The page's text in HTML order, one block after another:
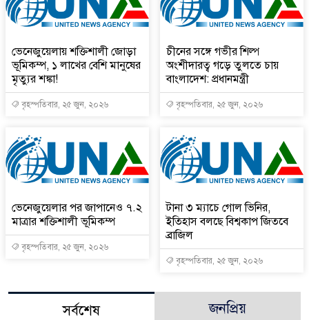
ভেনেজুয়েলায় শক্তিশালী জোড়া
ভূমিকম্প, ১ লাখের বেশি মানুষের
মৃত্যুর শঙ্কা!
বৃহস্পতিবার, ২৫ জুন, ২০২৬
চীনের সঙ্গে গভীর শিল্প
অংশীদারত্ব গড়ে তুলতে চায়
বাংলাদেশ: প্রধানমন্ত্রী
বৃহস্পতিবার, ২৫ জুন, ২০২৬
ভেনেজুয়েলার পর জাপানেও ৭.২
মাত্রার শক্তিশালী ভূমিকম্প
বৃহস্পতিবার, ২৫ জুন, ২০২৬
টানা ৩ ম্যাচে গোল ভিনির,
ইতিহাস বলছে বিশ্বকাপ জিতবে
ব্রাজিল
বৃহস্পতিবার, ২৫ জুন, ২০২৬
সর্বশেষ জনপ্রিয়